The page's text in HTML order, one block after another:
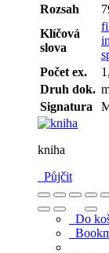
Rozsah
Klíčová
slova
Počet ex.
Druh dok.
Signatura
kniha
Půjčit
Do